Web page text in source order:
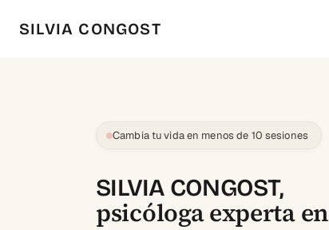
SILVIA CONGOST
Cambia tu vida en menos de 10 sesiones
SILVIA CONGOST,
psicóloga experta en